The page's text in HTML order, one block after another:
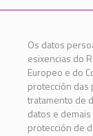
Os datos
esixencias do
Europeo e do
protección das
tratamento de
datos e
protección de